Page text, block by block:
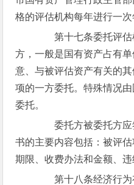
格的评估机构每年进行一次
第十七条委托评估
方，一般是国有资产占有
意、与被评估资产有关的
项的一方委托。特殊情况
委托。
委托方被委托方应
书的主要内容包括：被评
期限、收费办法和金额、违
第十八条经济行为